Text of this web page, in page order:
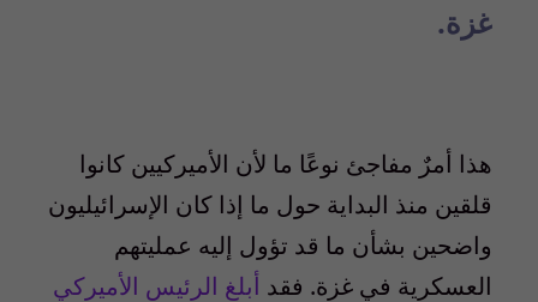
غزة.
هذا أمرٌ مفاجئ نوعًا ما لأن الأميركيين كانوا
قلقين منذ البداية حول ما إذا كان الإسرائيليون
واضحين بشأن ما قد تؤول إليه عمليتهم
العسكرية في غزة. فقد أبلغ الرئيس الأميركي